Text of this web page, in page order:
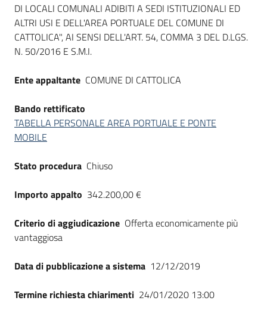
DI LOCALI COMUNALI ADIBITI A SEDI ISTITUZIONALI ED
ALTRI USI E DELL'AREA PORTUALE DEL COMUNE DI
CATTOLICA", AI SENSI DELL'ART. 54, COMMA 3 DEL D.LGS.
N. 50/2016 E S.M.I.
Ente appaltante COMUNE DI CATTOLICA
Bando rettificato
TABELLA PERSONALE AREA PORTUALE E PONTE
MOBILE
Stato procedura Chiuso
Importo appalto 342.200,00 €
Criterio di aggiudicazione Offerta economicamente più
vantaggiosa
Data di pubblicazione a sistema 12/12/2019
Termine richiesta chiarimenti 24/01/2020 13:00